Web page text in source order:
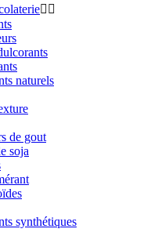
 
naturels
de gout
soja
synthétiques